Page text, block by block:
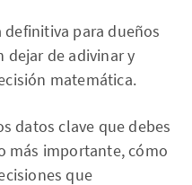
definitiva para dueños
dejar de adivinar y
matemática.
datos clave que debes
más importante, cómo
que